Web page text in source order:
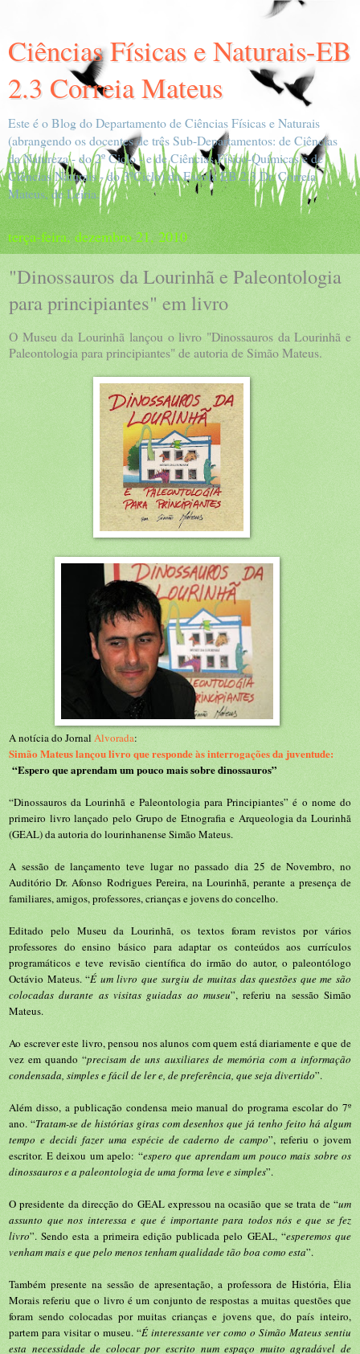
Ciências Físicas e Naturais-EB
2.3 Correia Mateus
Este é o Blog do Departamento de Ciências Físicas e Naturais
(abrangendo os docentes de três Sub-Departamentos: de Ciências
da Natureza - do 2º Ciclo - e de Ciências Físico-Químicas e de
Ciências Naturais - do 3ºCiclo) da Escola EB 2.3 Dr. Correia
Mateus, de Leiria.
terça-feira, dezembro 21, 2010
"Dinossauros da Lourinhã e Paleontologia
para principiantes" em livro
O Museu da Lourinhã lançou o livro "Dinossauros da Lourinhã e
Paleontologia para principiantes" de autoria de Simão Mateus.
A notícia do Jornal Alvorada:
Simão Mateus lançou livro que responde às interrogações da juventude:
“Espero que aprendam um pouco mais sobre dinossauros”
“Dinossauros da Lourinhã e Paleontologia para Principiantes” é o nome do
primeiro livro lançado pelo Grupo de Etnografia e Arqueologia da Lourinhã
(GEAL) da autoria do lourinhanense Simão Mateus.
A sessão de lançamento teve lugar no passado dia 25 de Novembro, no
Auditório Dr. Afonso Rodrigues Pereira, na Lourinhã, perante a presença de
familiares, amigos, professores, crianças e jovens do concelho.
Editado pelo Museu da Lourinhã, os textos foram revistos por vários
professores do ensino básico para adaptar os conteúdos aos currículos
programáticos e teve revisão científica do irmão do autor, o paleontólogo
Octávio Mateus. “É um livro que surgiu de muitas das questões que me são
colocadas durante as visitas guiadas ao museu”, referiu na sessão Simão
Mateus.
Ao escrever este livro, pensou nos alunos com quem está diariamente e que de
vez em quando “precisam de uns auxiliares de memória com a informação
condensada, simples e fácil de ler e, de preferência, que seja divertido”.
Além disso, a publicação condensa meio manual do programa escolar do 7º
ano. “Tratam-se de histórias giras com desenhos que já tenho feito há algum
tempo e decidi fazer uma espécie de caderno de campo”, referiu o jovem
escritor. E deixou um apelo: “espero que aprendam um pouco mais sobre os
dinossauros e a paleontologia de uma forma leve e simples”.
O presidente da direcção do GEAL expressou na ocasião que se trata de “um
assunto que nos interessa e que é importante para todos nós e que se fez
livro”. Sendo esta a primeira edição publicada pelo GEAL, “esperemos que
venham mais e que pelo menos tenham qualidade tão boa como esta”.
Também presente na sessão de apresentação, a professora de História, Élia
Morais referiu que o livro é um conjunto de respostas a muitas questões que
foram sendo colocadas por muitas crianças e jovens que, do país inteiro,
partem para visitar o museu. “É interessante ver como o Simão Mateus sentiu
esta necessidade de colocar por escrito num espaço muito agradável de